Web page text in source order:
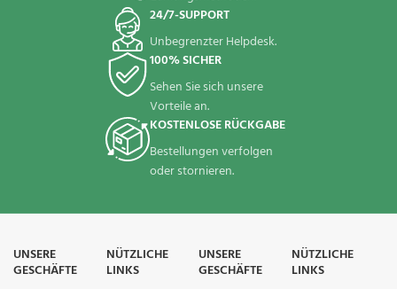
24/7-SUPPORT
Unbegrenzter Helpdesk.
100% SICHER
Sehen Sie sich unsere
Vorteile an.
KOSTENLOSE RÜCKGABE
Bestellungen verfolgen
oder stornieren.
UNSERE
GESCHÄFTE
NÜTZLICHE
LINKS
UNSERE
GESCHÄFTE
NÜTZLICHE
LINKS